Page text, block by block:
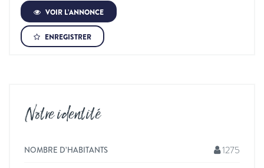
VOIR L’ANNONCE
ENREGISTRER
Notre identité
NOMBRE D’HABITANTS 1275